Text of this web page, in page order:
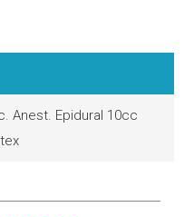
Anest. Epidural 10cc